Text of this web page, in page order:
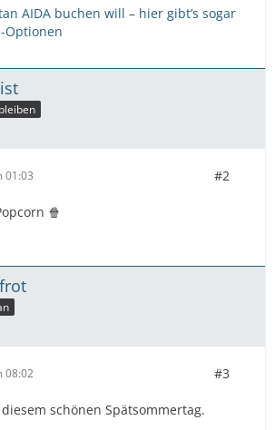
AIDA buchen will – hier gibt’s sogar
Optionen
01:03 #2
🍿
08:02 #3
schönen Spätsommertag.